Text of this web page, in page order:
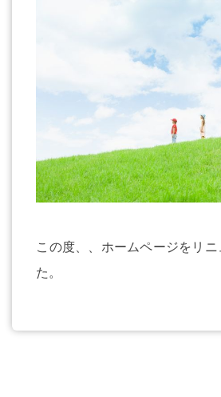
この度、、ホームページをリ
た。